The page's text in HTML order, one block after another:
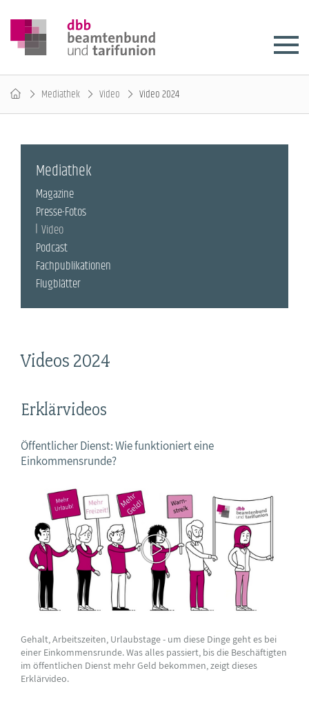
Mediathek Video Video 2024
Videos 2024
Erklärvideos
Öffentlicher Dienst: Wie funktioniert eine
Einkommensrunde?
Gehalt, Arbeitszeiten, Urlaubstage - um diese Dinge geht es bei
einer Einkommensrunde. Was alles passiert, bis die Beschäftigten
im öffentlichen Dienst mehr Geld bekommen, zeigt dieses
Erklärvideo.
Mediathek
Magazine
Presse-Fotos
Video
Podcast
Fachpublikationen
Flugblätter